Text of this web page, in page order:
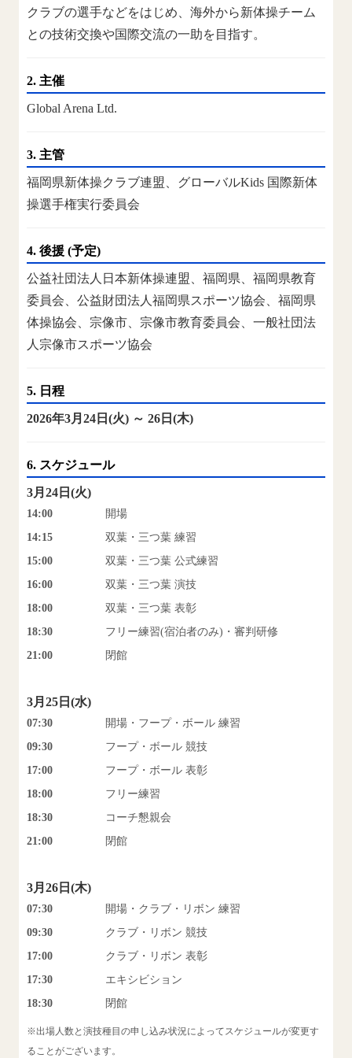
クラブの選手などをはじめ、海外から新体操チーム
との技術交換や国際交流の一助を目指す。
2. 主催
Global Arena Ltd.
3. 主管
福岡県新体操クラブ連盟、グローバルKids 国際新体
操選手権実行委員会
4. 後援 (予定)
公益社団法人日本新体操連盟、福岡県、福岡県教育
委員会、公益財団法人福岡県スポーツ協会、福岡県
体操協会、宗像市、宗像市教育委員会、一般社団法
人宗像市スポーツ協会
5. 日程
2026年3月24日(火) ～ 26日(木)
6. スケジュール
3月24日(火)
14:00
開場
14:15
双葉・三つ葉 練習
15:00
双葉・三つ葉 公式練習
16:00
双葉・三つ葉 演技
18:00
双葉・三つ葉 表彰
18:30
フリー練習(宿泊者のみ)・審判研修
21:00
閉館
3月25日(水)
07:30
開場・フープ・ボール 練習
09:30
フープ・ボール 競技
17:00
フープ・ボール 表彰
18:00
フリー練習
18:30
コーチ懇親会
21:00
閉館
3月26日(木)
07:30
開場・クラブ・リボン 練習
09:30
クラブ・リボン 競技
17:00
クラブ・リボン 表彰
17:30
エキシビション
18:30
閉館
※出場人数と演技種目の申し込み状況によってスケジュールが変更す
ることがございます。